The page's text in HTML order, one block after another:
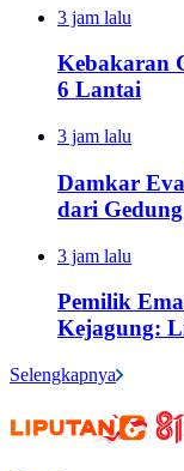
3 jam lalu
Kebakaran
6 Lantai
3 jam lalu
Damkar
dari
3 jam lalu
Pemilik
Kejagung:
Selengkapnya